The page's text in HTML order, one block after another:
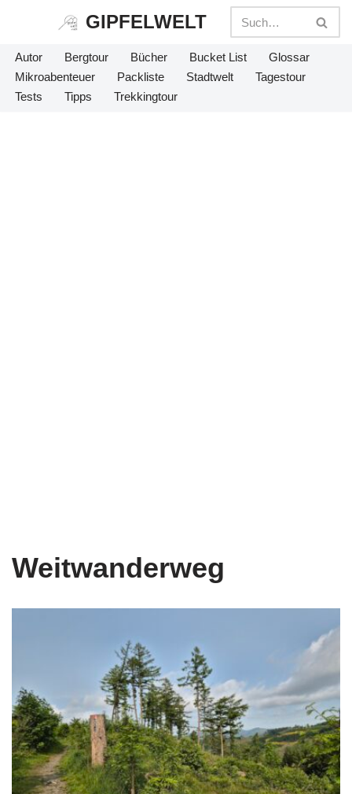
Inhalt
springen
GIPFELWELT
Autor Bergtour Bücher Bucket List
Glossar
Mikroabenteuer
Packliste Stadtwelt
Tagestour
Tests
Tipps Trekkingtour
Weitwanderweg